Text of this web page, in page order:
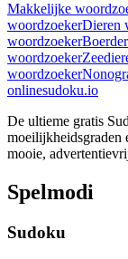
Makkelijke
woordzoekerDieren
woordzoeker
woordzoeker
woordzoeker
onlinesudoku.io
De ultieme gratis
moeilijkheidsgraden
mooie,
Spelmodi
Sudoku